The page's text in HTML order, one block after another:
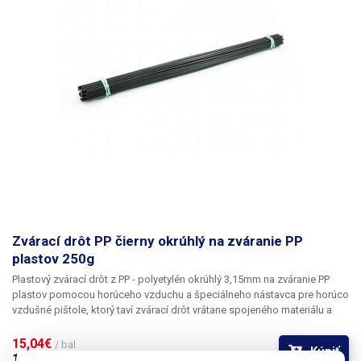
Zvárací drôt PP čierny okrúhlý na zváranie PP
plastov 250g
Plastový zvárací drôt z PP - polyetylén okrúhlý 3,15mm na zváranie PP
plastov pomocou horúceho vzduchu a špeciálneho nástavca pre horúco
vzdušné pištole, ktorý taví zvárací drôt vrátane spojeného materiálu a
vytvrdnutí zlepená.
Výsledný spoj je silnejší ako takmer akékoľvek
spojenie s klasickým plastovým lepidlom, ktoré plast naleptáva ale
15,04€ / bal Kúpiť